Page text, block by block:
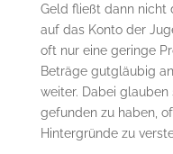
Geld fließt dann nicht
auf das Konto der
oft nur eine geringe
Beträge gutgläubig
weiter. Dabei glauben
gefunden zu haben,
Hintergründe zu